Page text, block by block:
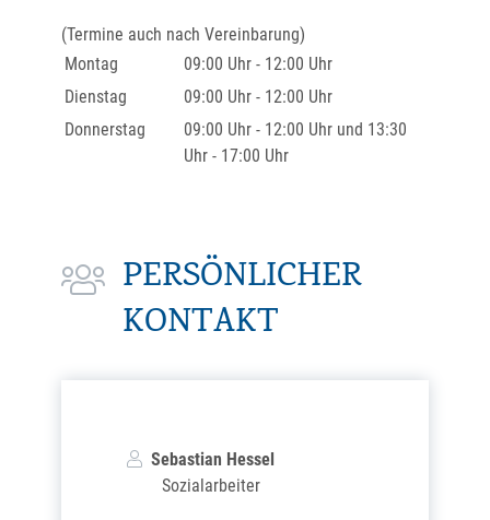
(Termine auch nach Vereinbarung)
Montag
09:00 Uhr - 12:00 Uhr
Dienstag
09:00 Uhr - 12:00 Uhr
Donnerstag
09:00 Uhr - 12:00 Uhr und 13:30
Uhr - 17:00 Uhr
PERSÖNLICHER
KONTAKT
Sebastian Hessel
Sozialarbeiter